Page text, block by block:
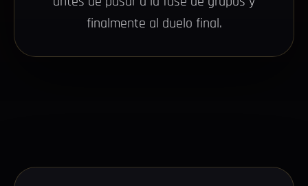
finalmente al duelo final.